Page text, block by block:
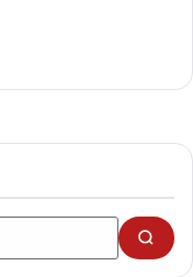
Cauta